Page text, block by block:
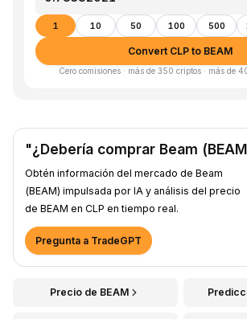
1 10 50 100 500
Convert CLP to BEAM
Cero comisiones · más de 350 criptos · más de
"¿Debería comprar Beam
Obtén información del mercado de Beam
(BEAM) impulsada por IA y análisis del precio
de BEAM en CLP en tiempo real.
Pregunta a TradeGPT
Precio de BEAM